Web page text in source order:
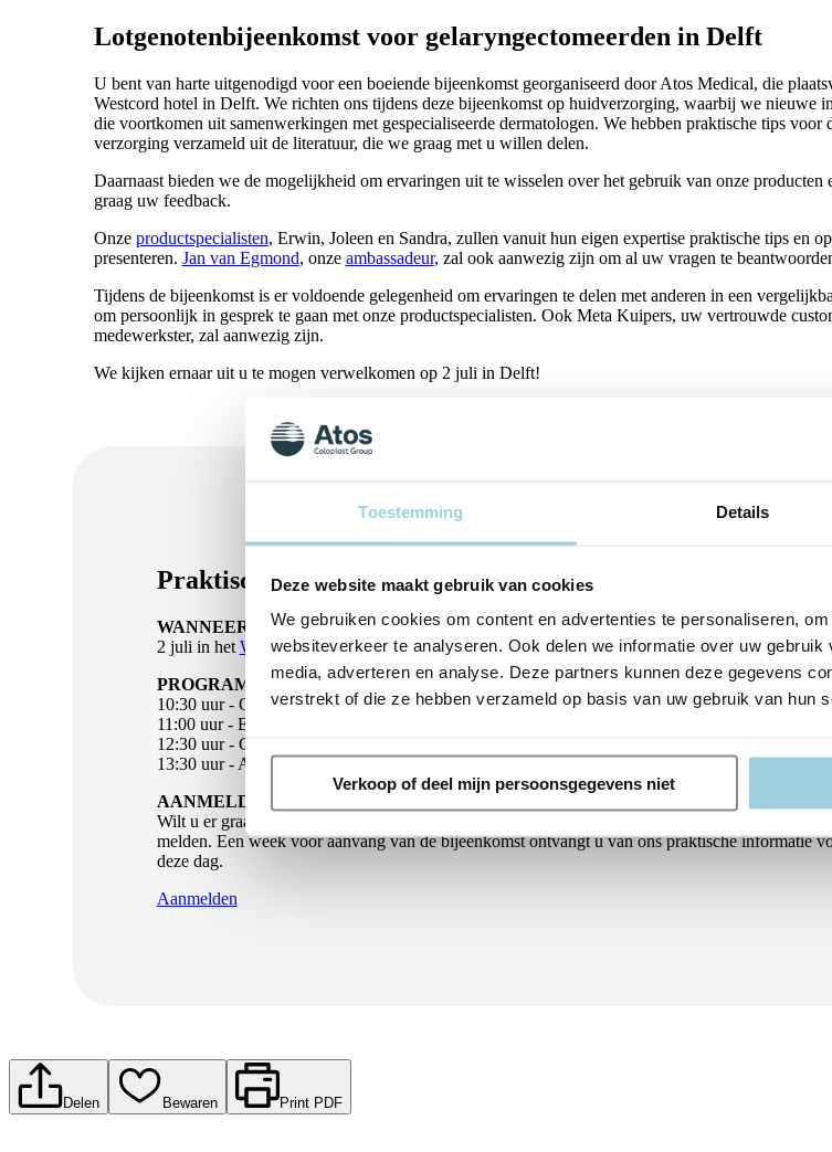
Toestemming Details
Deze website maakt gebruik van cookies
We gebruiken cookies om content en advertenties te personaliseren,
websiteverkeer te analyseren. Ook delen we informatie over uw
media, adverteren en analyse. Deze partners kunnen deze gegevens
verstrekt of die ze hebben verzameld op basis van uw gebruik van hun
Verkoop of deel mijn persoonsgegevens niet
Lotgenotenbijeenkomst voor gelaryngectomeerden in Delft
U bent van harte uitgenodigd voor een boeiende bijeenkomst georganiseerd door Atos Medical, die
Westcord hotel in Delft. We richten ons tijdens deze bijeenkomst op huidverzorging, waarbij we nieuwe
die voortkomen uit samenwerkingen met gespecialiseerde dermatologen. We hebben praktische tips voor
verzorging verzameld uit de literatuur, die we graag met u willen delen.
Daarnaast bieden we de mogelijkheid om ervaringen uit te wisselen over het gebruik van onze producten
graag uw feedback.
Onze productspecialisten, Erwin, Joleen en Sandra, zullen vanuit hun eigen expertise praktische tips en
presenteren. Jan van Egmond, onze ambassadeur, zal ook aanwezig zijn om al uw vragen te
Tijdens de bijeenkomst is er voldoende gelegenheid om ervaringen te delen met anderen in een
om persoonlijk in gesprek te gaan met onze productspecialisten. Ook Meta Kuipers, uw vertrouwde
medewerkster, zal aanwezig zijn.
We kijken ernaar uit u te mogen verwelkomen op 2 juli in Delft!
Praktische informatie
WANNEER EN WAAR
2 juli in het Westcord hotel in Delft
PROGRAMMA
10:30 uur - Ontvangst met koffie en thee
11:00 uur - Ervaringen met elkaar delen
12:30 uur - Gezamenlijke lunch
13:30 uur - Afsluiting
AANMELDEN
Wilt u er graag bij zijn, eventueel samen met een genodigde? Klik op de onderstaande knop om u
melden. Een week voor aanvang van de bijeenkomst ontvangt u van ons praktische informatie
deze dag.
Aanmelden
Delen Bewaren Print PDF